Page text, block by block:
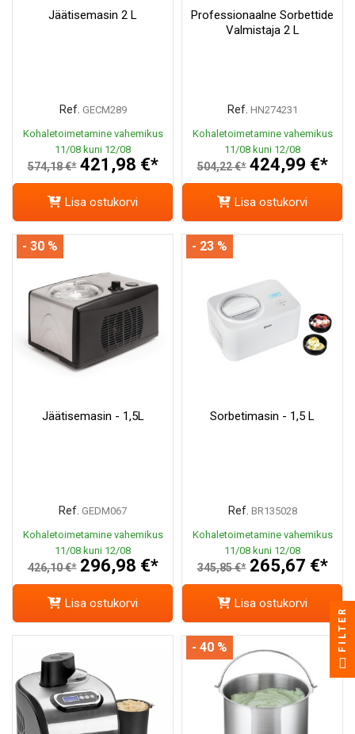
Jäätisemasin 2 L
Ref. GECM289
Kohaletoimetamine vahemikus
11/08 kuni 12/08
574,18 €* 421,98 €*
Lisa ostukorvi
Professionaalne Sorbettide
Valmistaja 2 L
Ref. HN274231
Kohaletoimetamine vahemikus
11/08 kuni 12/08
504,22 €* 424,99 €*
Lisa ostukorvi
Jäätisemasin - 1,5L
Ref. GEDM067
Kohaletoimetamine vahemikus
11/08 kuni 12/08
426,10 €* 296,98 €*
- 30 %
Lisa ostukorvi
Sorbetimasin - 1,5 L
Ref. BR135028
Kohaletoimetamine vahemikus
11/08 kuni 12/08
345,85 €* 265,67 €*
- 23 %
Lisa ostukorvi
- 40 % FILTER